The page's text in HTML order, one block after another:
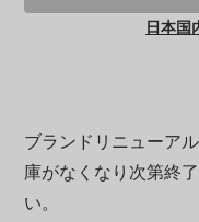
日本国
ブランドリニューア
庫がなくなり次第終
い。